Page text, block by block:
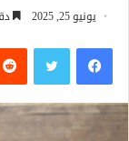
يونيو 25, 2025
فيسبوكتويتر